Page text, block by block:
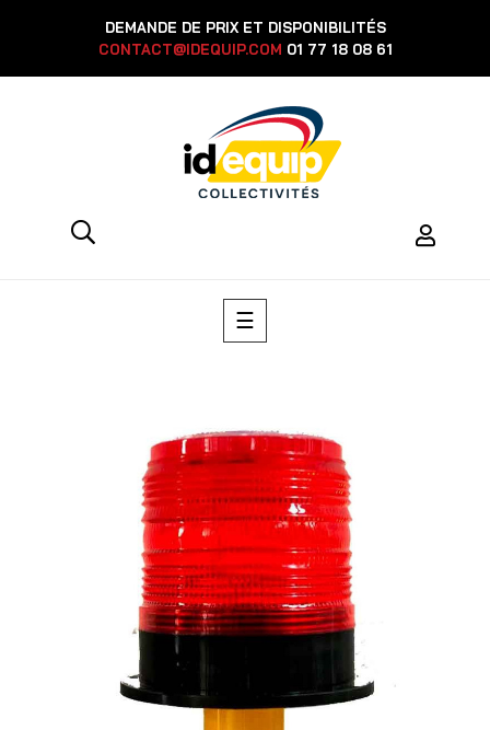
DEMANDE DE PRIX ET DISPONIBILITÉS
CONTACT@IDEQUIP.COM 01 77 18 08 61
Basculer
la
☰